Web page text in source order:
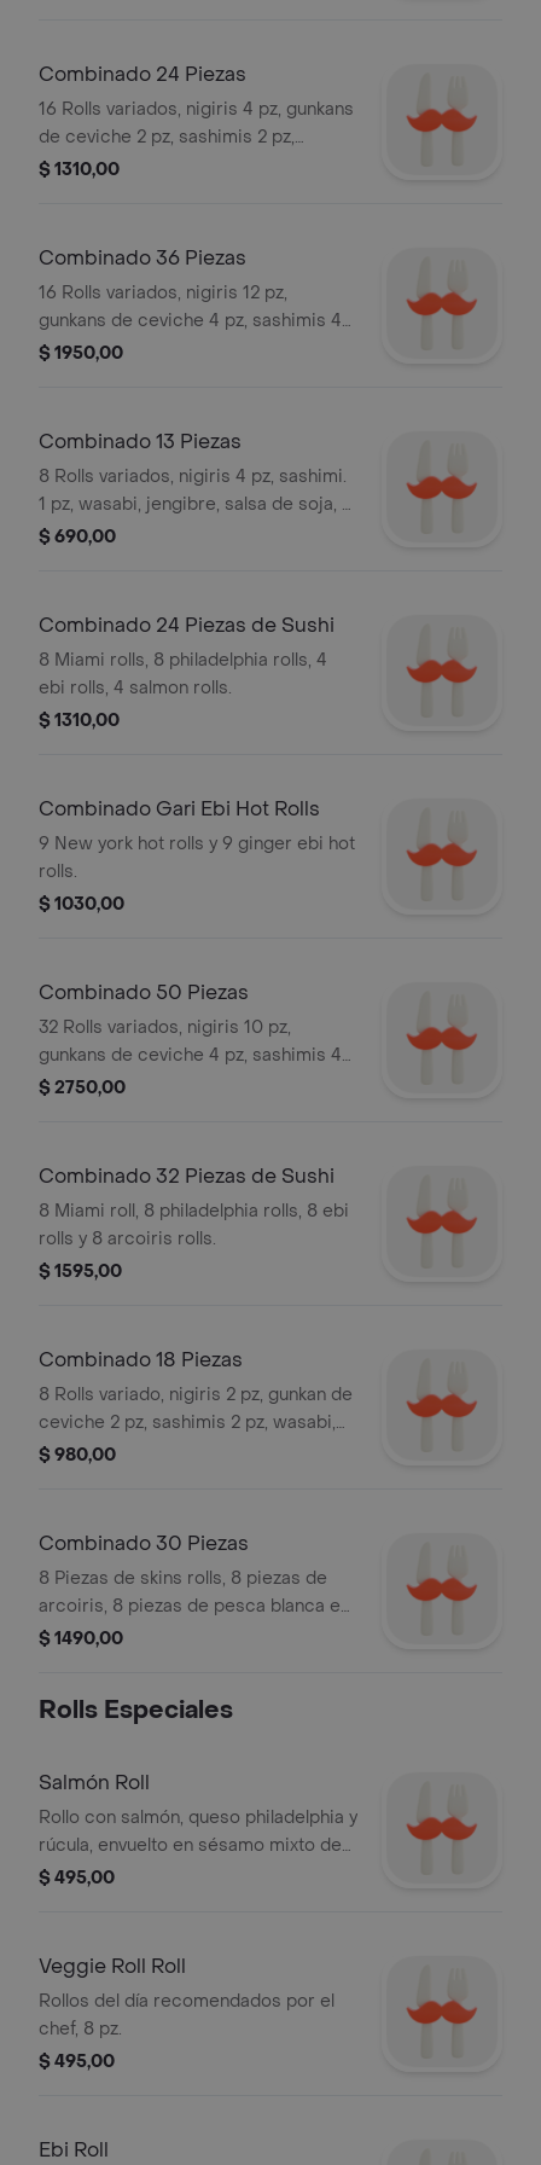
Combinado 24 Piezas
16 Rolls variados, nigiris 4 pz, gunkans
de ceviche 2 pz, sashimis 2 pz,
wasabi, jengibre y salsa de soja.
$ 1310,00
Combinado 36 Piezas
16 Rolls variados, nigiris 12 pz,
gunkans de ceviche 4 pz, sashimis 4
pz, wasabi, jengibre y salsa de soja.
$ 1950,00
Combinado 13 Piezas
8 Rolls variados, nigiris 4 pz, sashimi.
1 pz, wasabi, jengibre, salsa de soja, 2
palitos.
$ 690,00
Combinado 24 Piezas de Sushi
8 Miami rolls, 8 philadelphia rolls, 4
ebi rolls, 4 salmon rolls.
$ 1310,00
Combinado Gari Ebi Hot Rolls
9 New york hot rolls y 9 ginger ebi hot
rolls.
$ 1030,00
Combinado 50 Piezas
32 Rolls variados, nigiris 10 pz,
gunkans de ceviche 4 pz, sashimis 4
pz, wasabi, jengibre y salsa de soja.
$ 2750,00
Combinado 32 Piezas de Sushi
8 Miami roll, 8 philadelphia rolls, 8 ebi
rolls y 8 arcoiris rolls.
$ 1595,00
Combinado 18 Piezas
8 Rolls variado, nigiris 2 pz, gunkan de
ceviche 2 pz, sashimis 2 pz, wasabi,
jengibre, salsa de soja y 2 palitos.
$ 980,00
Combinado 30 Piezas
8 Piezas de skins rolls, 8 piezas de
arcoiris, 8 piezas de pesca blanca en
panko envuelto en salmón ahumado, 2
wasabi y jengibre...
$ 1490,00
Rolls Especiales
Salmón Roll
Rollo con salmón, queso philadelphia y
rúcula, envuelto en sésamo mixto de
la casa, 8 pz.
$ 495,00
Veggie Roll Roll
Rollos del día recomendados por el
chef, 8 pz.
$ 495,00
Ebi Roll